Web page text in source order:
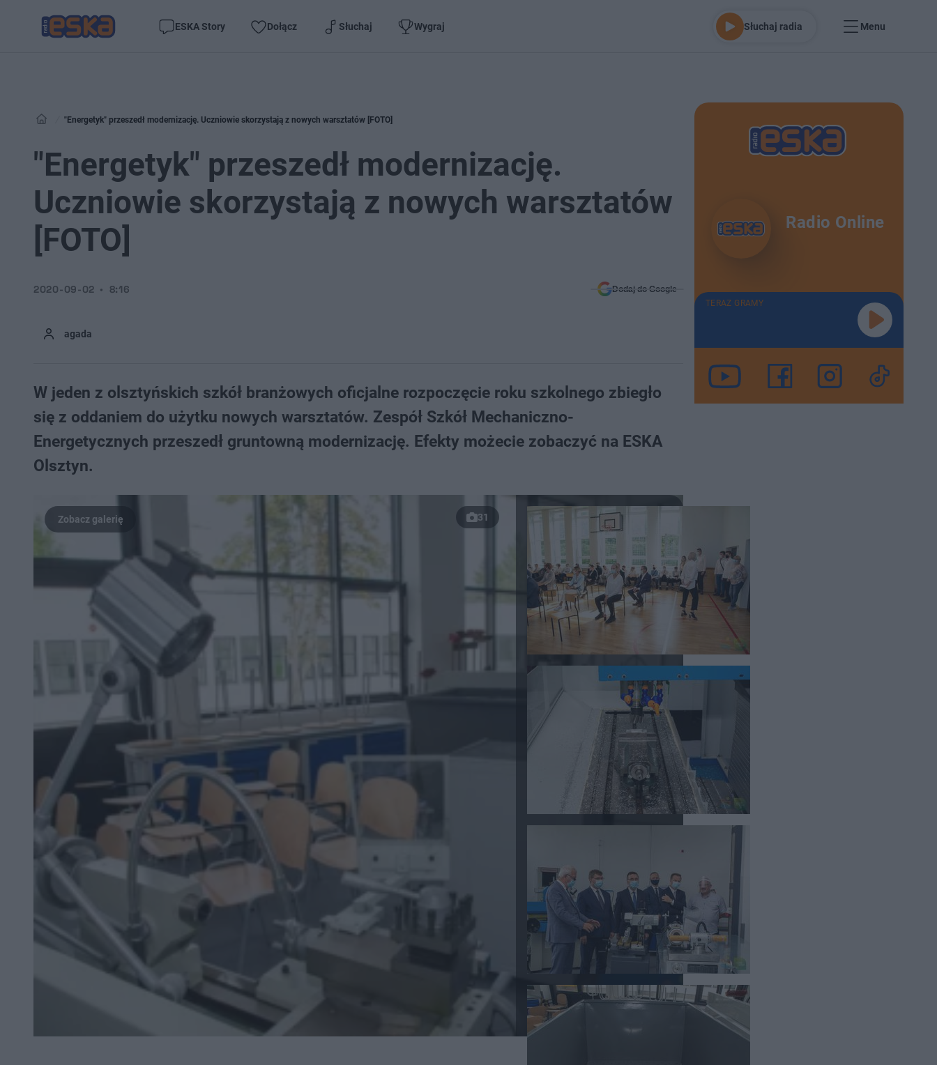
ESKA Story Dołącz Słuchaj Wygraj Słuchaj radia Menu
"Energetyk" przeszedł modernizację. Uczniowie skorzystają z nowych warsztatów [FOTO]
"Energetyk" przeszedł modernizację.
Uczniowie skorzystają z nowych warsztatów
[FOTO]
agada
2020-09-02 8:16 Dodaj do Google
W jeden z olsztyńskich szkół branżowych oficjalne rozpoczęcie roku szkolnego zbiegło
się z oddaniem do użytku nowych warsztatów. Zespół Szkół Mechaniczno-
Energetycznych przeszedł gruntowną modernizację. Efekty możecie zobaczyć na ESKA
Olsztyn.
31
Radio Online
TERAZ GRAMY